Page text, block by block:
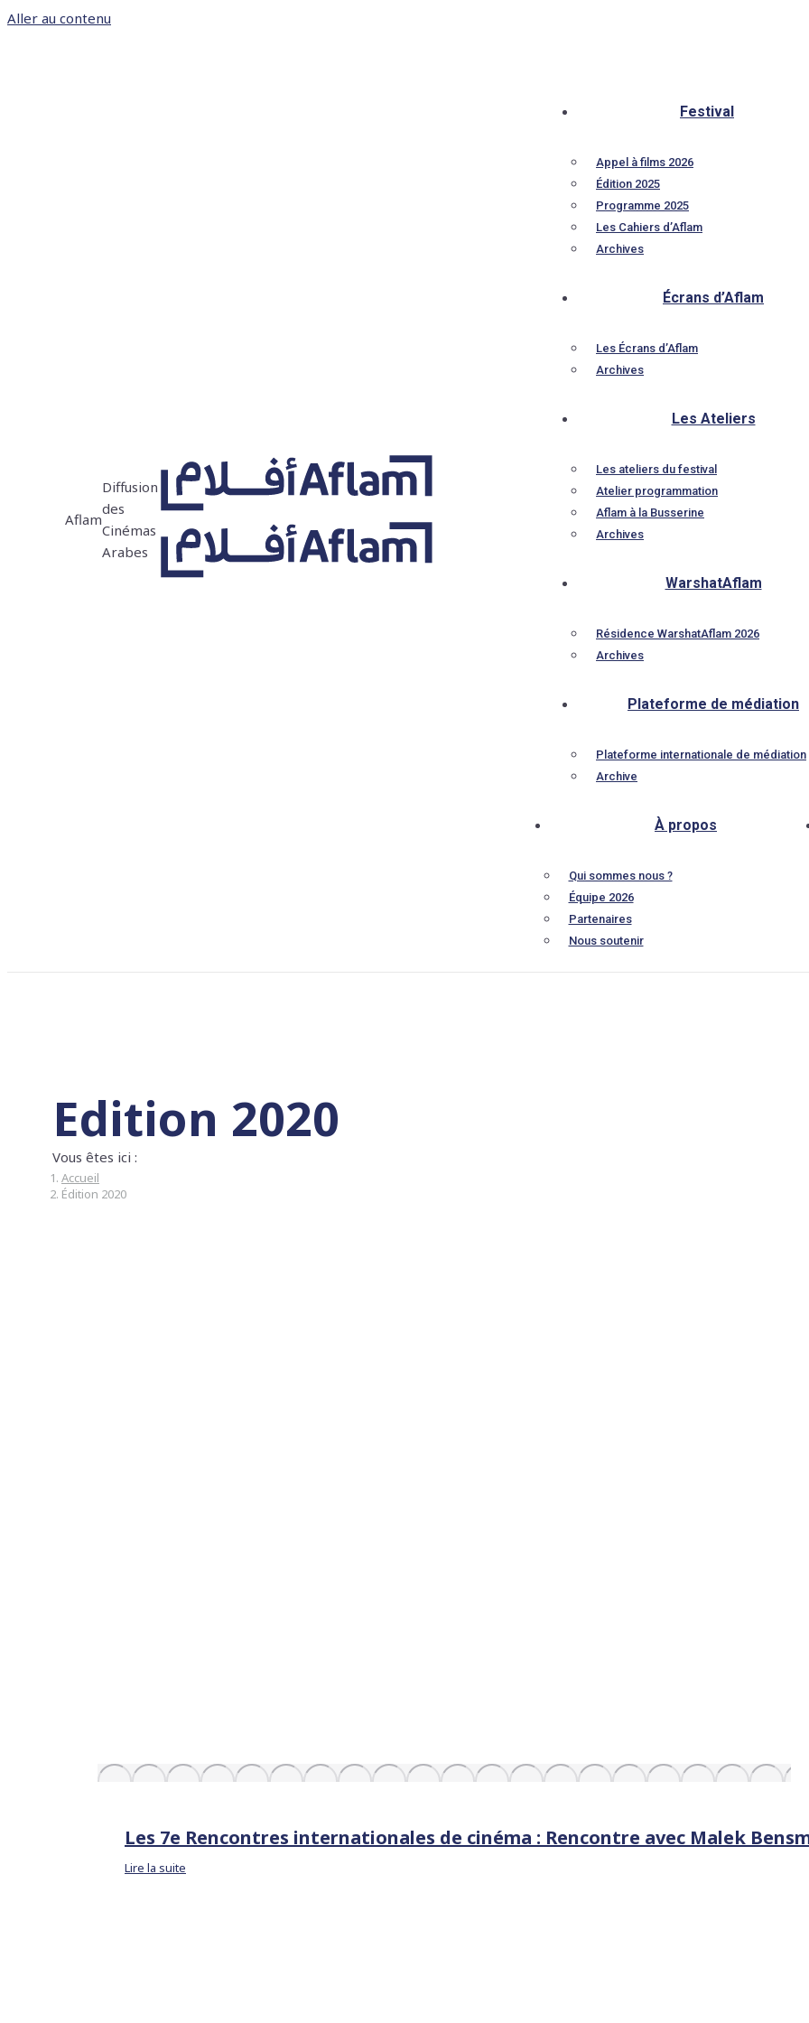
Aller au contenu
Aflam
Diffusion
des
Cinémas
Arabes
Festival
Appel à films 2026
Édition 2025
Programme 2025
Les Cahiers d’Aflam
Archives
Écrans d’Aflam
Les Écrans d’Aflam
Archives
Les Ateliers
Les ateliers du festival
Atelier programmation
Aflam à la Busserine
Archives
WarshatAflam
Résidence WarshatAflam 2026
Archives
Plateforme de médiation
Plateforme internationale de médiation
Archive
À propos
Qui sommes nous ?
Équipe 2026
Partenaires
Nous soutenir
Edition 2020
Vous êtes ici :
Accueil
Édition 2020
Les 7e Rencontres internationales de cinéma : Rencontre avec Malek
Lire la suite